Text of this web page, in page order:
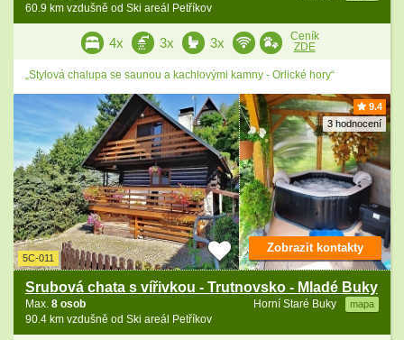
60.9 km vzdušně od Ski areál Petříkov
4x 3x 3x
Ceník
ZDE
„Stylová chalupa se saunou a kachlovými kamny - Orlické hory“
9.4
3 hodnocení
5C-011
Srubová chata s vířivkou - Trutnovsko - Mladé Buky
Horní Staré Buky mapa
Max. 8 osob
90.4 km vzdušně od Ski areál Petříkov
Zobrazit kontakty